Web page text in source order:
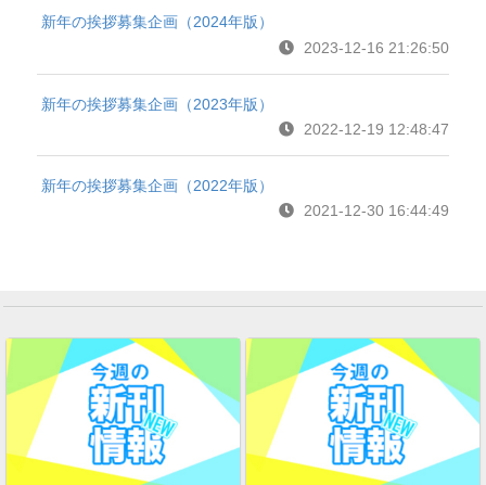
新年の挨拶募集企画（2024年版）
2023-12-16 21:26:50
新年の挨拶募集企画（2023年版）
2022-12-19 12:48:47
新年の挨拶募集企画（2022年版）
2021-12-30 16:44:49